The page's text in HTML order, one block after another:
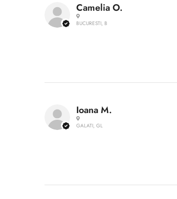
Camelia O.
BUCURESTI, B
Ioana M.
GALATI, GL